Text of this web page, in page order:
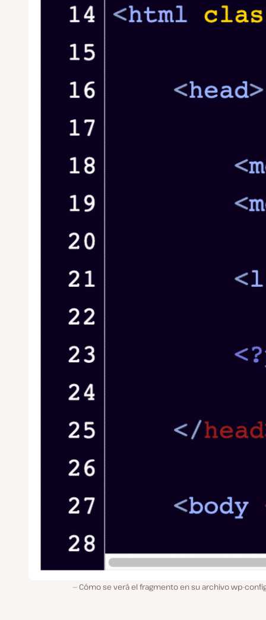
Cómo se verá el fragmento en su archivo wp-